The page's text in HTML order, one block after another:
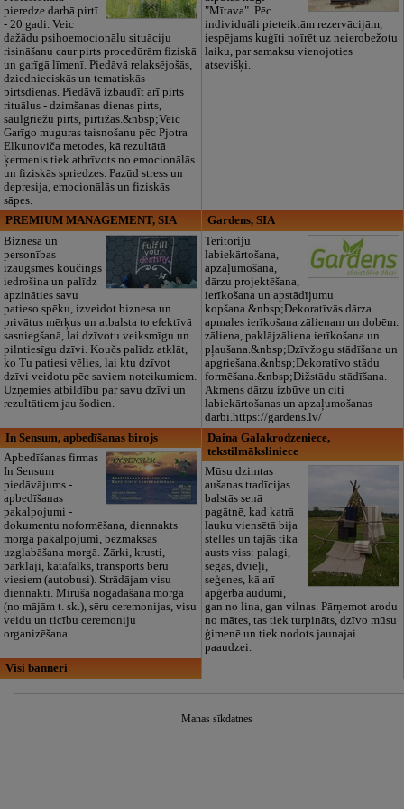
pieredze darbā pirtī
- 20 gadi. Veic
dažādu psihoemocionālu situāciju
risināšanu caur pirts procedūrām fiziskā
un garīgā līmenī. Piedāvā relaksējošās,
dziednieciskās un tematiskās
pirtsdienas. Piedāvā izbaudīt arī pirts
rituālus - dzimšanas dienas pirts,
saulgriežu pirts, pirtīžas.&nbsp;Veic
Garīgo muguras taisnošanu pēc Pjotra
Elkunoviča metodes, kā rezultātā
ķermenis tiek atbrīvots no emocionālās
un fiziskās spriedzes. Pazūd stress un
depresija, emocionālās un fiziskās
sāpes.
"Mītava". Pēc
individuāli pieteiktām rezervācijām,
iespējams kuģīti noīrēt uz neierobežotu
laiku, par samaksu vienojoties
atsevišķi.
PREMIUM MANAGEMENT, SIA
Biznesa un
personības
izaugsmes koučings
iedrošina un palīdz
apzināties savu
patieso spēku, izveidot biznesa un
privātus mērķus un atbalsta to efektīvā
sasniegšanā, lai dzīvotu veiksmīgu un
pilntiesīgu dzīvi. Koučs palīdz atklāt,
ko Tu patiesi vēlies, lai ktu dzīvot
dzīvi veidotu pēc saviem noteikumiem.
Uzņemies atbildību par savu dzīvi un
rezultātiem jau šodien.
Gardens, SIA
Teritoriju
labiekārtošana,
apzaļumošana,
dārzu projektēšana,
ierīkošana un apstādījumu
kopšana.&nbsp;Dekoratīvās dārza
apmales ierīkošana zālienam un dobēm.
zāliena, paklājzāliena ierīkošana un
pļaušana.&nbsp;Dzīvžogu stādīšana un
apgriešana.&nbsp;Dekoratīvo stādu
formēšana.&nbsp;Dižstādu stādīšana.
Akmens dārzu izbūve un citi
labiekārtošanas un apzaļumošanas
darbi.https://gardens.lv/
In Sensum, apbedīšanas birojs
Apbedīšanas firmas
In Sensum
piedāvājums -
apbedīšanas
pakalpojumi -
dokumentu noformēšana, diennakts
morga pakalpojumi, bezmaksas
uzglabāšana morgā. Zārki, krusti,
pārklāji, katafalks, transports bēru
viesiem (autobusi). Strādājam visu
diennakti. Mirušā nogādāšana morgā
(no mājām t. sk.), sēru ceremonijas, visu
veidu un ticību ceremoniju
organizēšana.
Daina Galakrodzeniece,
tekstilmāksliniece
Mūsu dzimtas
aušanas tradīcijas
balstās senā
pagātnē, kad katrā
lauku viensētā bija
stelles un tajās tika
austs viss: palagi,
segas, dvieļi,
seģenes, kā arī
apģērba audumi,
gan no lina, gan vilnas. Pārņemot arodu
no mātes, tas tiek turpināts, dzīvo mūsu
ģimenē un tiek nodots jaunajai
paaudzei.
Visi banneri
Manas sīkdatnes